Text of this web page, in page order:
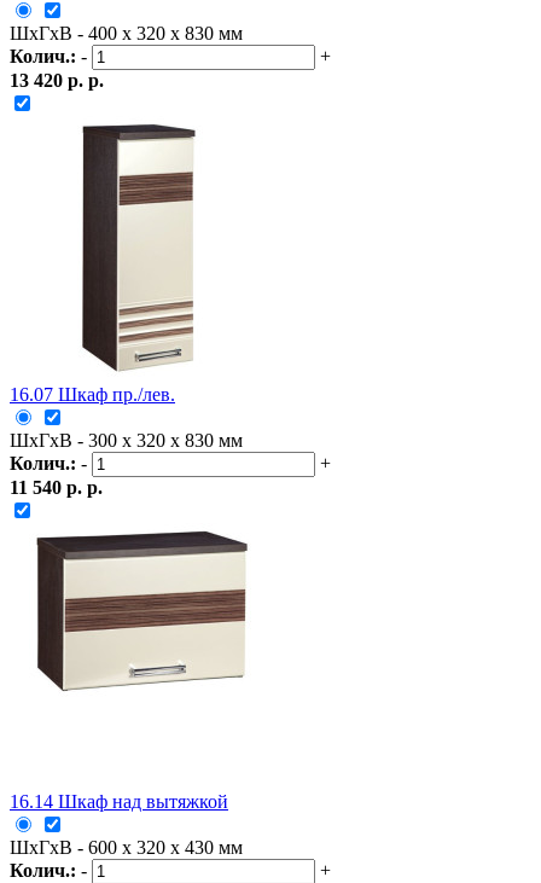
ШxГxВ - 400 x 320 x 830 мм
Колич.: -
+
13 420 р. р.
16.07 Шкаф пр./лев.
ШxГxВ - 300 x 320 x 830 мм
Колич.: -
+
11 540 р. р.
16.14 Шкаф над вытяжкой
ШxГxВ - 600 x 320 x 430 мм
Колич.: -
+